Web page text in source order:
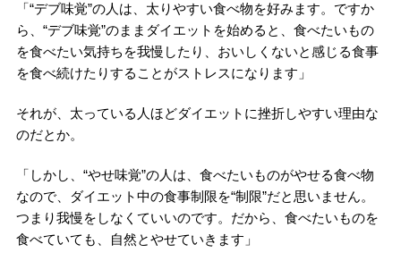
「“デブ味覚”の人は、太りやすい食べ物を好みます。ですか
ら、“デブ味覚”のままダイエットを始めると、食べたいもの
を食べたい気持ちを我慢したり、おいしくないと感じる食事
を食べ続けたりすることがストレスになります」
それが、太っている人ほどダイエットに挫折しやすい理由な
のだとか。
「しかし、“やせ味覚”の人は、食べたいものがやせる食べ物
なので、ダイエット中の食事制限を“制限”だと思いません。
つまり我慢をしなくていいのです。だから、食べたいものを
食べていても、自然とやせていきます」